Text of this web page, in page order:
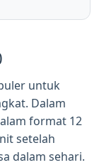
untuk
Dalam
format 12
setelah
dalam sehari.